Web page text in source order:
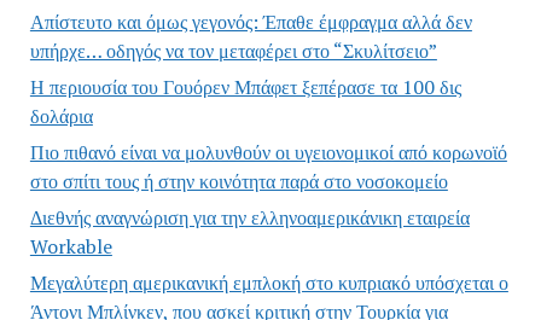
Απίστευτο και όμως γεγονός: Έπαθε έμφραγμα αλλά δεν
υπήρχε… οδηγός να τον μεταφέρει στο “Σκυλίτσειο”
Η περιουσία του Γουόρεν Μπάφετ ξεπέρασε τα 100 δις
δολάρια
Πιο πιθανό είναι να μολυνθούν οι υγειονομικοί από κορωνοϊό
στο σπίτι τους ή στην κοινότητα παρά στο νοσοκομείο
Διεθνής αναγνώριση για την ελληνοαμερικάνικη εταιρεία
Workable
Μεγαλύτερη αμερικανική εμπλοκή στο κυπριακό υπόσχεται ο
Άντονι Μπλίνκεν, που ασκεί κριτική στην Τουρκία για